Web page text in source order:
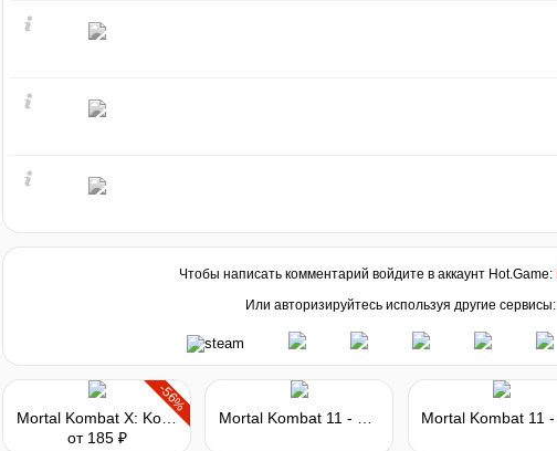
Чтобы написать комментарий войдите в аккаунт Hot.Game:
Или авторизируйтесь используя другие сервисы:
-56%
Mortal Kombat X: Kombat Pack 2
от 185 ₽